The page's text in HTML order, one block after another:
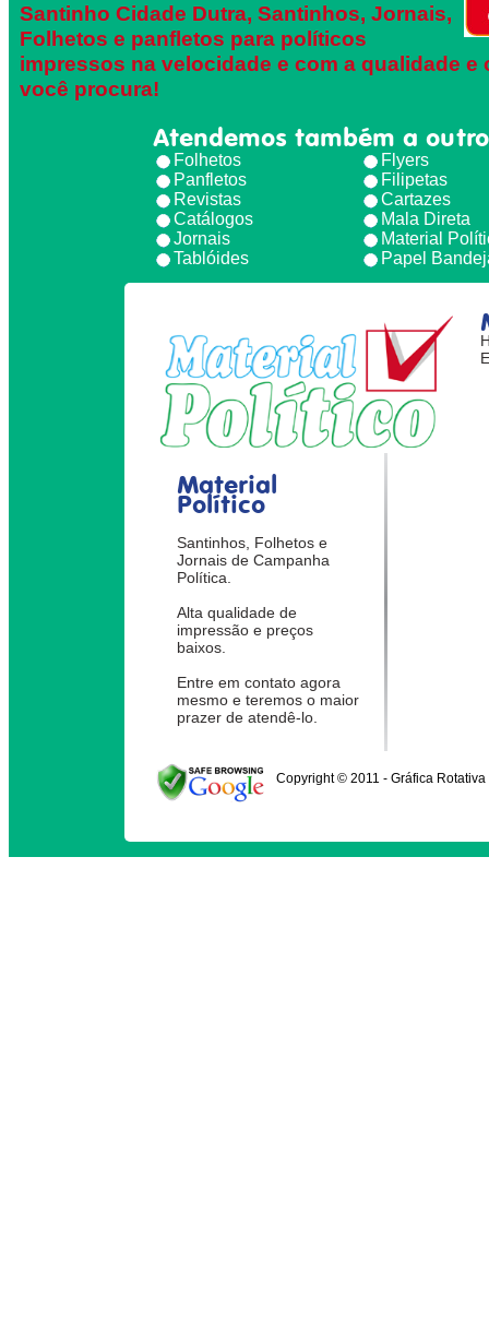
Santinho Cidade Dutra, Santinhos, Jornais,
Folhetos e panfletos para políticos
impressos na velocidade e com a qualidade e
você procura!
Atendemos também a
Folhetos
Panfletos
Revistas
Catálogos
Jornais
Tablóides
Flyers
Filipetas
Cartazes
Mala Direta
Material
Papel
Material
Político
Santinhos, Folhetos e
Jornais de Campanha
Política.
Alta qualidade de
impressão e preços
baixos.
Entre em contato agora
mesmo e teremos o maior
prazer de atendê-lo.
Copyright © 2011 - Gráfica